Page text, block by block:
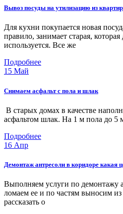
2 комнаты
3 комнаты
3 комнаты
Вывоз посуды на утилизацию из
Для кухни покупается новая
правило, занимает старая,
используется. Все же
Подробнее
15 Май
Снимаем асфальт с пола и шлак
В старых домах в качестве
асфальтом шлак. На 1 м пола до 5
Подробнее
16 Апр
Демонтаж антресоли в коридоре какая
Выполняем услуги по демонтажу
ломаем ее и по частям выносим
рассказать о